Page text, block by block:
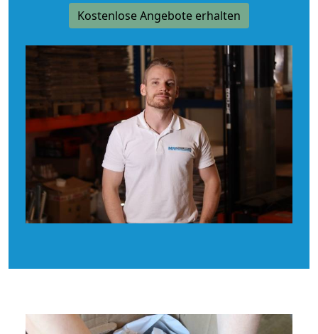
Kostenlose Angebote erhalten